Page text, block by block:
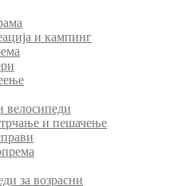
и кампинг
велосипеди
и пешачење
за возрасни